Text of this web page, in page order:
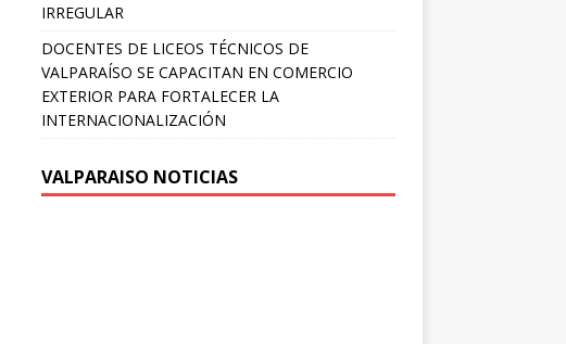
IRREGULAR
DOCENTES DE LICEOS TÉCNICOS DE
VALPARAÍSO SE CAPACITAN EN COMERCIO
EXTERIOR PARA FORTALECER LA
INTERNACIONALIZACIÓN
VALPARAISO NOTICIAS